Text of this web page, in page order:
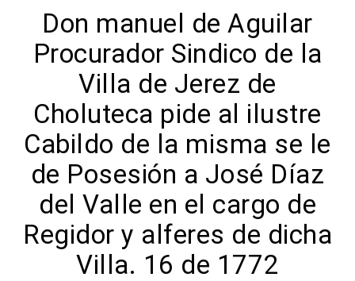
Don manuel de Aguilar
Procurador Sindico de la
Villa de Jerez de
Choluteca pide al ilustre
Cabildo de la misma se le
de Posesión a José Díaz
del Valle en el cargo de
Regidor y alferes de dicha
Villa. 16 de 1772